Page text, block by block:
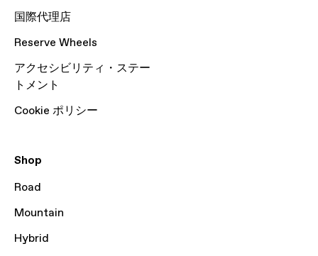
国際代理店
Reserve Wheels
アクセシビリティ・ステー
トメント
Cookie ポリシー
Shop
Road
Mountain
Hybrid